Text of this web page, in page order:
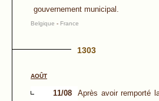
gouvernement municipal.
Belgique - France
1303
AOÛT
11/08
Après avoir remporté